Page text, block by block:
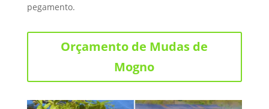
pegamento.
Orçamento de Mudas de
Mogno